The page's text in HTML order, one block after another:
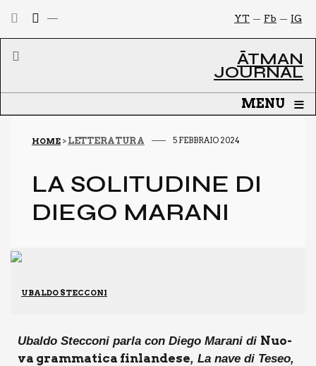
IG
Fb
YT
ĀTMAN
JOURNAL
MENU ≡
HOME > LETTERATURA 5 FEBBRAIO 2024
LA SOLI­TU­DI­NE DI
DIE­GO MARA­NI
UBALDO STECCONI
Ubal­do Stec­co­ni par­la con Die­go Mara­ni di Nuo­
va gram­ma­ti­ca fin­lan­de­se, La nave di Teseo,